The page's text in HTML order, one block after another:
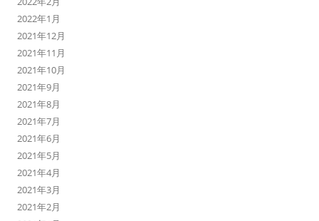
2022年1月
2021年12月
2021年11月
2021年10月
2021年9月
2021年8月
2021年7月
2021年6月
2021年5月
2021年4月
2021年3月
2021年2月